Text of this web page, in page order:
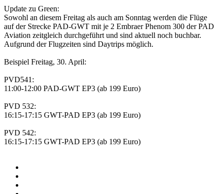
Update zu Green:
Sowohl an diesem Freitag als auch am Sonntag werden die Flüge
auf der Strecke PAD-GWT mit je 2 Embraer Phenom 300 der PAD
Aviation zeitgleich durchgeführt und sind aktuell noch buchbar.
Aufgrund der Flugzeiten sind Daytrips möglich.
Beispiel Freitag, 30. April:
PVD541:
11:00-12:00 PAD-GWT EP3 (ab 199 Euro)
PVD 532:
16:15-17:15 GWT-PAD EP3 (ab 199 Euro)
PVD 542:
16:15-17:15 GWT-PAD EP3 (ab 199 Euro)